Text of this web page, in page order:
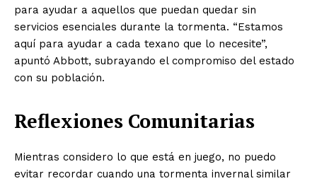
para ayudar a aquellos que puedan quedar sin
servicios esenciales durante la tormenta. “Estamos
aquí para ayudar a cada texano que lo necesite”,
apuntó Abbott, subrayando el compromiso del estado
con su población.
Reflexiones Comunitarias
Mientras considero lo que está en juego, no puedo
evitar recordar cuando una tormenta invernal similar